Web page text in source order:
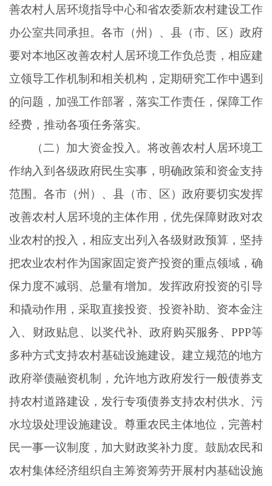
善农村人居环境指导中心和省农委新农村建设工作
办公室共同承担。各市（州）、县（市、区）政府
要对本地区改善农村人居环境工作负总责，相应建
立领导工作机制和相关机构，定期研究工作中遇到
的问题，加强工作部署，落实工作责任，保障工作
经费，推动各项任务落实。
（二）加大资金投入。将改善农村人居环境工
作纳入到各级政府民生实事，明确政策和资金支持
范围。各市（州）、县（市、区）政府要切实发挥
改善农村人居环境的主体作用，优先保障财政对农
业农村的投入，相应支出列入各级财政预算，坚持
把农业农村作为国家固定资产投资的重点领域，确
保力度不减弱、总量有增加。发挥政府投资的引导
和撬动作用，采取直接投资、投资补助、资本金注
入、财政贴息、以奖代补、政府购买服务、 PPP等
多种方式支持农村基础设施建设。建立规范的地方
政府举债融资机制，允许地方政府发行一般债券支
持农村道路建设，发行专项债券支持农村供水、污
水垃圾处理设施建设。尊重农民主体地位，完善村
民一事一议制度，加大财政奖补力度。鼓励农民和
农村集体经济组织自主筹资筹劳开展村内基础设施